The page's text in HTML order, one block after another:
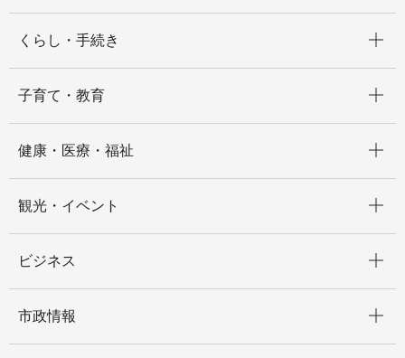
くらし・手続き
子育て・教育
健康・医療・福祉
観光・イベント
ビジネス
市政情報